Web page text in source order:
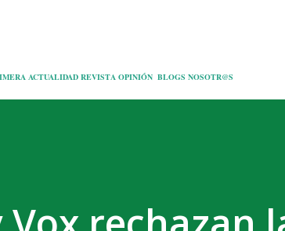
ACTUALIDAD REVISTA OPINIÓN BLOGS NOSOTR@S